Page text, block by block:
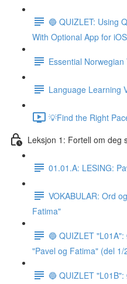
🔵 QUIZLET: Using
With Optional App for
Essential
Language Learning
💡Find the Right
Leksjon 1: Fortell om deg
01.01.A: LESING:
VOKABULAR: Ord
Fatima"
🔵 QUIZLET
"Pavel og Fatima" (del 1/
🔵 QUIZLET